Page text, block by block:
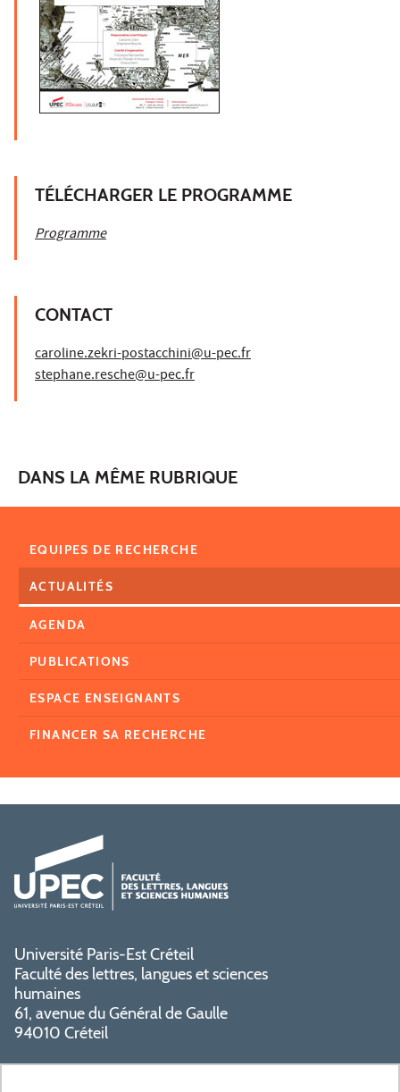
TÉLÉCHARGER LE PROGRAMME
Programme
CONTACT
caroline.zekri-postacchini@u-pec.fr
stephane.resche@u-pec.fr
DANS LA MÊME RUBRIQUE
EQUIPES DE RECHERCHE
ACTUALITÉS
AGENDA
PUBLICATIONS
ESPACE ENSEIGNANTS
FINANCER SA RECHERCHE
Université Paris-Est Créteil
Faculté des lettres, langues et sciences
humaines
61, avenue du Général de Gaulle
94010 Créteil